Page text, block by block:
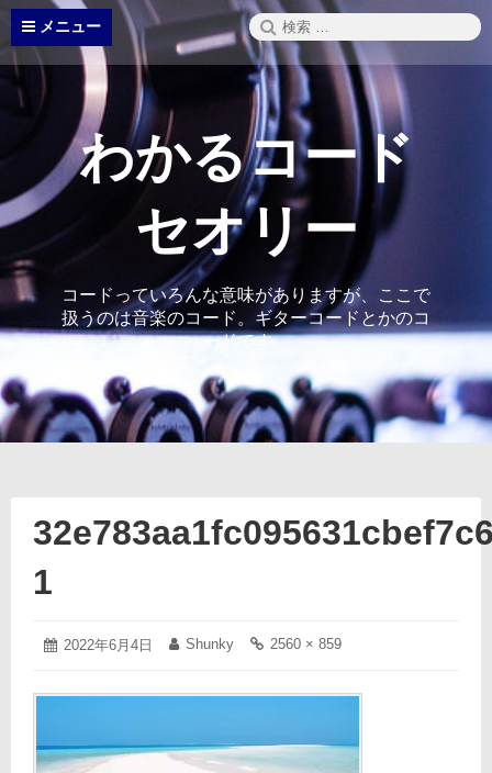
コ
テ
ン
ッ
プ
メニュー
検
索:
わかるコード
セオリー
コードっていろんな意味がありますが、ここで
扱うのは音楽のコード。ギターコードとかのコ
ードです。
1
投
2022年6月4日
2022
月
投
Shunky
フ
の
リ
2560 × 859